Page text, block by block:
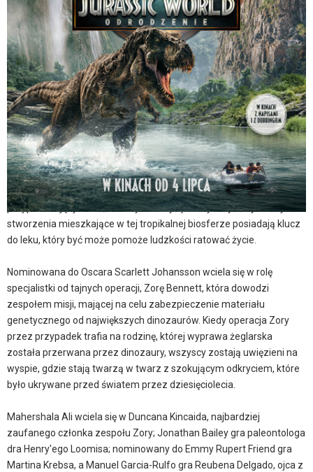
miejscowość:
Racibórz
adres:
Księdza Józefa Londzina 13
data i godzina:
05.08.2025, g. 14:00
Info
Opis wydarzenia:
Pięć lat po wydarzeniach z "Jurassic World: Dominion" ekosystem
naszej planety okazał się niegościnny dla dinozaurów. Te, które
pozostały, żyją w odizolowanych miejscach o klimacie
przypominającym ten, w którym kiedyś przebywały. Trzy olbrzymie
stworzenia mieszkające w tej tropikalnej biosferze posiadają klucz
do leku, który być może pomoże ludzkości ratować życie.
Nominowana do Oscara Scarlett Johansson wciela się w rolę
specjalistki od tajnych operacji, Zorę Bennett, która dowodzi
zespołem misji, mającej na celu zabezpieczenie materiału
genetycznego od największych dinozaurów. Kiedy operacja Zory
przez przypadek trafia na rodzinę, której wyprawa żeglarska
została przerwana przez dinozaury, wszyscy zostają uwięzieni na
wyspie, gdzie stają twarzą w twarz z szokującym odkryciem, które
było ukrywane przed światem przez dziesięciolecia.
Mahershala Ali wciela się w Duncana Kincaida, najbardziej
zaufanego członka zespołu Zory; Jonathan Bailey gra paleontologa
dra Henry'ego Loomisa; nominowany do Emmy Rupert Friend gra
Martina Krebsa, a Manuel Garcia-Rulfo gra Reubena Delgado, ojca z